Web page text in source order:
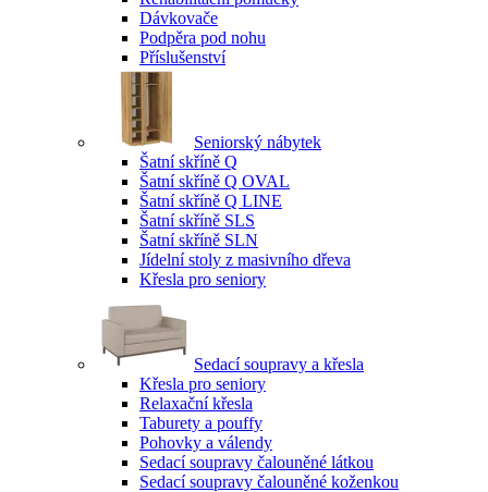
Dávkovače
Podpěra pod nohu
Příslušenství
Seniorský nábytek
Šatní skříně Q
Šatní skříně Q OVAL
Šatní skříně Q LINE
Šatní skříně SLS
Šatní skříně SLN
Jídelní stoly z masivního dřeva
Křesla pro seniory
Sedací soupravy a křesla
Křesla pro seniory
Relaxační křesla
Taburety a pouffy
Pohovky a válendy
Sedací soupravy čalouněné látkou
Sedací soupravy čalouněné koženkou